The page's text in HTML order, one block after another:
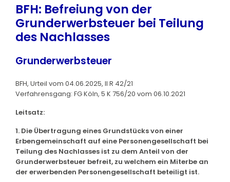
BFH: Befreiung von der
Grunderwerbsteuer bei Teilung
des Nachlasses
Grunderwerbsteuer
BFH, Urteil vom 04.06.2025, II R 42/21
Verfahrensgang: FG Köln, 5 K 756/20 vom 06.10.2021
Leitsatz:
1. Die Übertragung eines Grundstücks von einer
Erbengemeinschaft auf eine Personengesellschaft bei
Teilung des Nachlasses ist zu dem Anteil von der
Grunderwerbsteuer befreit, zu welchem ein Miterbe an
der erwerbenden Personengesellschaft beteiligt ist.